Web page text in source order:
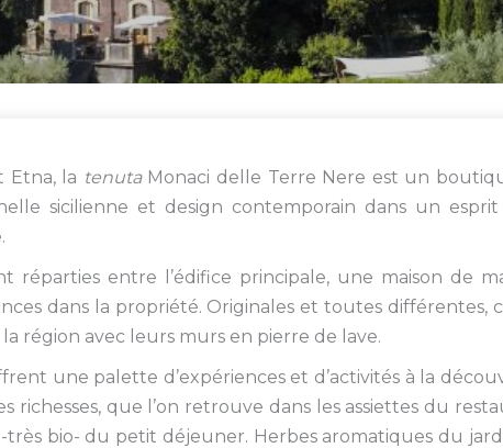
Etna, la tenutaMonaci delle Terre Nere est un
sicilienne et design contemporain dans un esprit
réparties entre l’édifice principale, une maison de
dans la propriété. Originales et toutes différentes,
région avec leurs murs en pierre de lave.
une palette d’expériences et d’activités à la
richesses, que l’on retrouve dans les assiettes du
bio- du petit déjeuner. Herbes aromatiques du